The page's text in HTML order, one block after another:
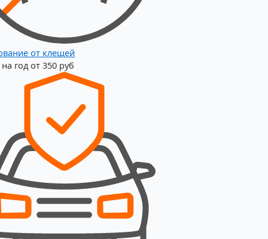
от клещей
год от 350 руб